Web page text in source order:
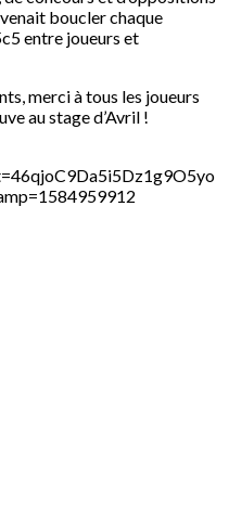
boucler chaque
entre joueurs et
merci à tous les joueurs
au stage d’Avril !